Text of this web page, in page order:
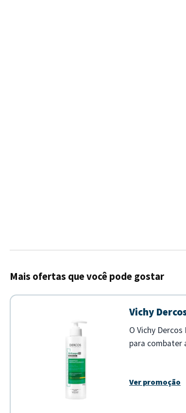
Mais ofertas que você pode gostar
Vichy
O Vichy
para combater
Ver promoção